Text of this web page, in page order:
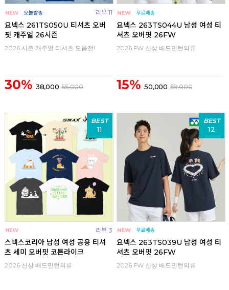
리뷰 11
요넥스 261TS050U 티셔츠 오버
핏 캐주얼 26시즌
2026 시즌 캐주얼 티셔츠 모음전!
30% 38,000 55,000
요넥스 263TS044U 남성 여성 티
셔츠 오버핏 26FW
2026 FW 신상 배드민턴의류
15% 50,000 59,000
BEST
11
리뷰 3
스맥스코리아 남성 여성 공용 티셔
츠 세미 오버핏 코튼라이크
2026 신상 배드민턴의류
BEST
12
요넥스 263TS039U 남성 여성 티
셔츠 오버핏 26FW
2026 FW 신상 배드민턴의류